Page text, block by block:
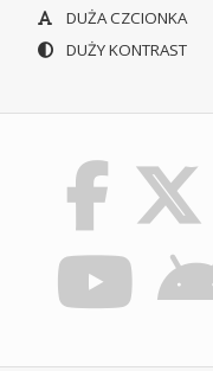
DUŻA CZCIONKA
DUŻY KONTRAST